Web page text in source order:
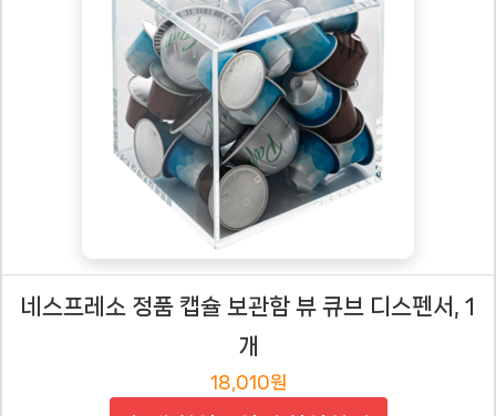
네스프레소 정품 캡슐 보관함 뷰 큐브 디스펜서, 1
개
18,010원